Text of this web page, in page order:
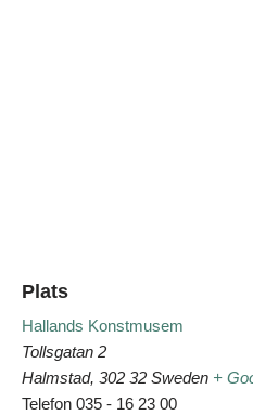
Plats
Hallands Konstmusem
Tollsgatan 2
Halmstad, 302 32 Sweden +
Telefon 035 - 16 23 00